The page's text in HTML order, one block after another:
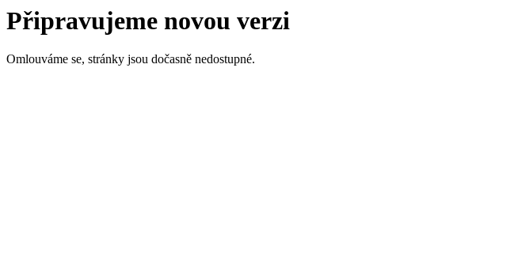
Připravujeme novou verzi
Omlouváme se, stránky jsou dočasně nedostupné.